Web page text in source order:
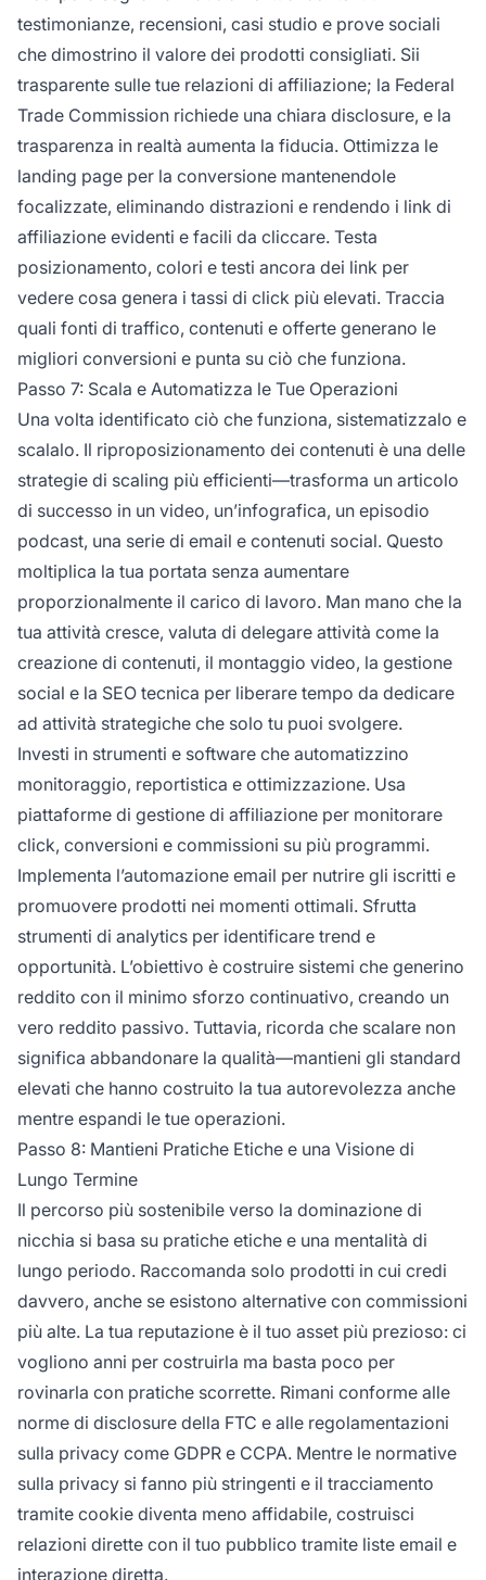
testimonianze, recensioni, casi studio e prove sociali
che dimostrino il valore dei prodotti consigliati. Sii
trasparente sulle tue relazioni di affiliazione; la Federal
Trade Commission richiede una chiara disclosure, e la
trasparenza in realtà aumenta la fiducia. Ottimizza le
landing page per la conversione mantenendole
focalizzate, eliminando distrazioni e rendendo i link di
affiliazione evidenti e facili da cliccare. Testa
posizionamento, colori e testi ancora dei link per
vedere cosa genera i tassi di click più elevati. Traccia
quali fonti di traffico, contenuti e offerte generano le
migliori conversioni e punta su ciò che funziona.
Passo 7: Scala e Automatizza le Tue Operazioni
Una volta identificato ciò che funziona, sistematizzalo e
scalalo. Il riproposizionamento dei contenuti è una delle
strategie di scaling più efficienti—trasforma un articolo
di successo in un video, un’infografica, un episodio
podcast, una serie di email e contenuti social. Questo
moltiplica la tua portata senza aumentare
proporzionalmente il carico di lavoro. Man mano che la
tua attività cresce, valuta di delegare attività come la
creazione di contenuti, il montaggio video, la gestione
social e la SEO tecnica per liberare tempo da dedicare
ad attività strategiche che solo tu puoi svolgere.
Investi in strumenti e software che automatizzino
monitoraggio, reportistica e ottimizzazione. Usa
piattaforme di gestione di affiliazione per monitorare
click, conversioni e commissioni su più programmi.
Implementa l’automazione email per nutrire gli iscritti e
promuovere prodotti nei momenti ottimali. Sfrutta
strumenti di analytics per identificare trend e
opportunità. L’obiettivo è costruire sistemi che generino
reddito con il minimo sforzo continuativo, creando un
vero reddito passivo. Tuttavia, ricorda che scalare non
significa abbandonare la qualità—mantieni gli standard
elevati che hanno costruito la tua autorevolezza anche
mentre espandi le tue operazioni.
Passo 8: Mantieni Pratiche Etiche e una Visione di
Lungo Termine
Il percorso più sostenibile verso la dominazione di
nicchia si basa su pratiche etiche e una mentalità di
lungo periodo. Raccomanda solo prodotti in cui credi
davvero, anche se esistono alternative con commissioni
più alte. La tua reputazione è il tuo asset più prezioso: ci
vogliono anni per costruirla ma basta poco per
rovinarla con pratiche scorrette. Rimani conforme alle
norme di disclosure della FTC e alle regolamentazioni
sulla privacy come GDPR e CCPA. Mentre le normative
sulla privacy si fanno più stringenti e il tracciamento
tramite cookie diventa meno affidabile, costruisci
relazioni dirette con il tuo pubblico tramite liste email e
interazione diretta.